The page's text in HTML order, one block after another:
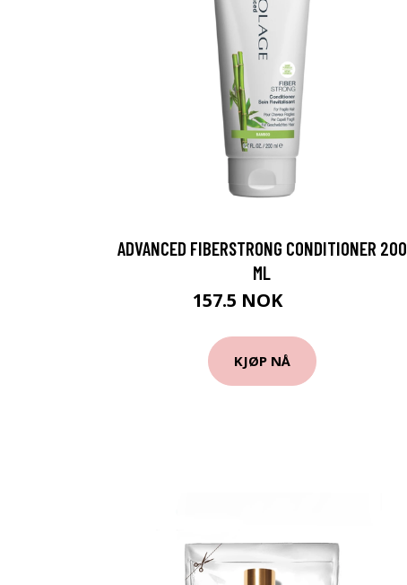
ADVANCED FIBERSTRONG CONDITIONER 200
ML
157.5 NOK
KJØP NÅ